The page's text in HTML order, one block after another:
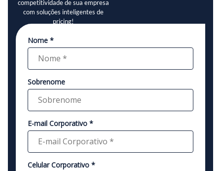
competitividade de sua empresa
com soluções inteligentes de
pricing!